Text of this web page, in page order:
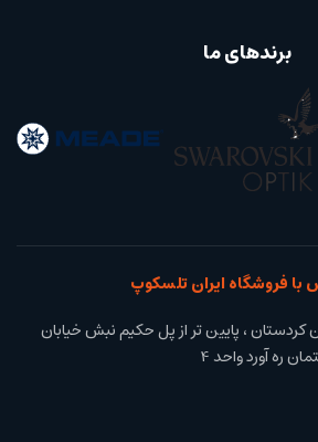
برندهای ما
با فروشگاه ایران تلسکوپ
کردستان ، پایین تر از پل حکیم نبش خیابان
ره آورد واحد 4